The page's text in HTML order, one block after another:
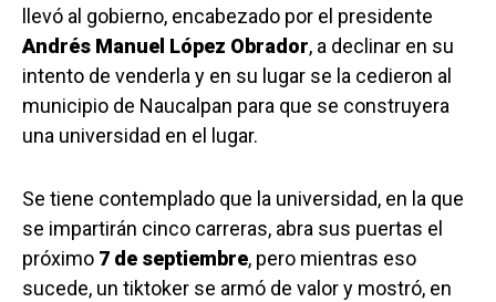
llevó al gobierno, encabezado por el presidente
Andrés Manuel López Obrador, a declinar en su
intento de venderla y en su lugar se la cedieron al
municipio de Naucalpan para que se construyera
una universidad en el lugar.
Se tiene contemplado que la universidad, en la que
se impartirán cinco carreras, abra sus puertas el
próximo 7 de septiembre, pero mientras eso
sucede, un tiktoker se armó de valor y mostró, en